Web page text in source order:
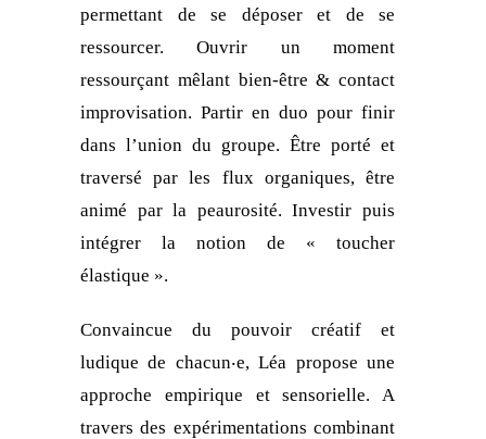
permettant de se déposer et de se
ressourcer. Ouvrir un moment
ressourçant mêlant bien-être & contact
improvisation. Partir en duo pour finir
dans l’union du groupe. Être porté et
traversé par les flux organiques, être
animé par la peaurosité. Investir puis
intégrer la notion de « toucher
élastique ».
Convaincue du pouvoir créatif et
ludique de chacun‧e, Léa propose une
approche empirique et sensorielle. A
travers des expérimentations combinant